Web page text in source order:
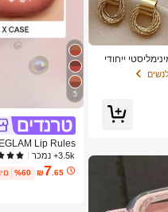
עיצוב מינימליסטי ייחודי
5
יופי קוסמטיקה
3.5k+ נמכר
₪7 .65
%60
2